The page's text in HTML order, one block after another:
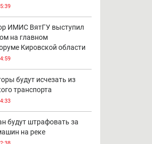
ИМИС ВятГУ выступил
на главном
Кировской области
будут исчезать из
транспорта
будут штрафовать за
на реке